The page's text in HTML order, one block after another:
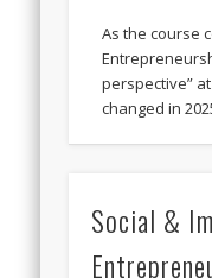
As the course
perspective”
changed in
Social &